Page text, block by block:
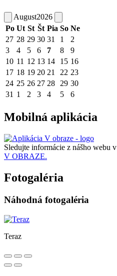
August2026
Po Ut St Št Pia So Ne
27 28 29 30 31 1
2
3
4 5 6 7 8
9
10 11 12 13 14 15 16
17 18 19 20 21 22 23
24 25 26 27 28 29 30
31 1 2 3 4 5 6
Mobilná aplikácia
Sledujte informácie z nášho webu v
V OBRAZE.
Fotogaléria
Náhodná fotogaléria
Teraz